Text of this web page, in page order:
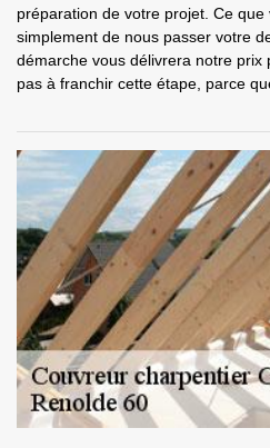
préparation de votre projet. Ce que
simplement de nous passer votre
démarche vous délivrera notre prix
pas à franchir cette étape, parce